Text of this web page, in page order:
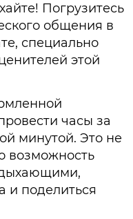
Погрузитесь
общения в
специально
этой
часы за
минутой. Это не
возможность
и поделиться